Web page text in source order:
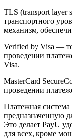
TLS (transport
транспортного
механизм,
Verified by Visa —
проведении
Visa.
MasterCard
проведении
Платежная система
предназначенную
Это делает PayU
для всех, кроме